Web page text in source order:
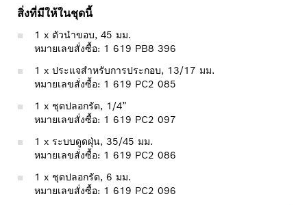
สิ่งที่มีให้ในชุดนี้
1 x ตัวนำขอบ, 45 มม.
หมายเลขสั่งซื้อ: 1 619 PB8 396
1 x ประแจสำหรับการประกอบ, 13/17 มม.
หมายเลขสั่งซื้อ: 1 619 PC2 085
1 x ชุดปลอกรัด, 1/4”
หมายเลขสั่งซื้อ: 1 619 PC2 097
1 x ระบบดูดฝุ่น, 35/45 มม.
หมายเลขสั่งซื้อ: 1 619 PC2 086
1 x ชุดปลอกรัด, 6 มม.
หมายเลขสั่งซื้อ: 1 619 PC2 096